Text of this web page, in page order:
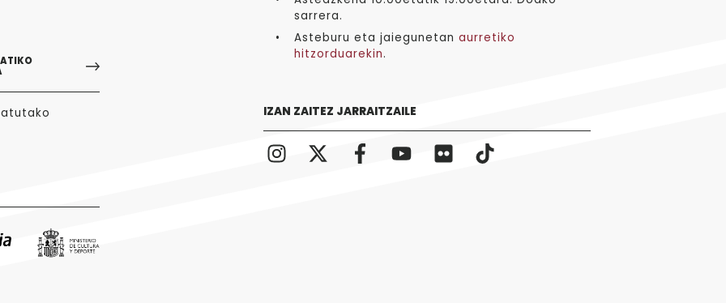
sarrera.
Asteburu eta jaiegunetan aurretiko
hitzorduarekin.
IZAN ZAITEZ JARRAITZAILE